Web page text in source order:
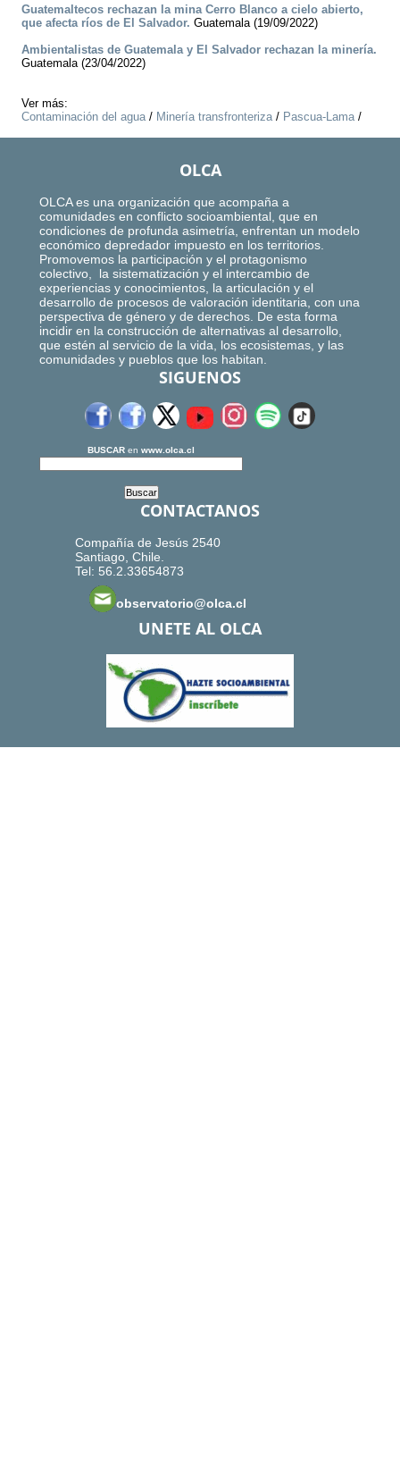
Guatemaltecos rechazan la mina Cerro Blanco a cielo abierto,
que afecta ríos de El Salvador. Guatemala (19/09/2022)
Ambientalistas de Guatemala y El Salvador rechazan la minería.
Guatemala (23/04/2022)
Ver más:
Contaminación del agua/ Minería transfronteriza/ Pascua-Lama/
OLCA
OLCA es una organización que acompaña a
comunidades en conflicto socioambiental, que en
condiciones de profunda asimetría, enfrentan un modelo
económico depredador impuesto en los territorios.
Promovemos la participación y el protagonismo
colectivo, la sistematización y el intercambio de
experiencias y conocimientos, la articulación y el
desarrollo de procesos de valoración identitaria, con una
perspectiva de género y de derechos. De esta forma
incidir en la construcción de alternativas al desarrollo,
que estén al servicio de la vida, los ecosistemas, y las
comunidades y pueblos que los habitan.
SIGUENOS
BUSCAR en www.olca.cl
CONTACTANOS
Compañía de Jesús 2540
Santiago, Chile.
Tel: 56.2.33654873
observatorio@olca.cl
UNETE AL OLCA